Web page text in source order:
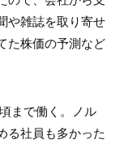
や雑誌を取り寄せ
た株価の予測など
まで働く。ノル
る社員も多かった